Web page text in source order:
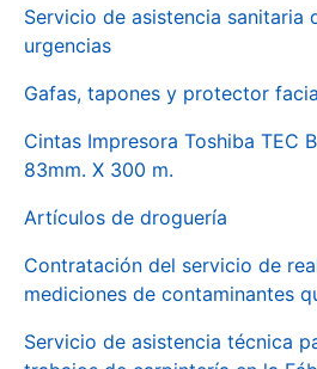
Servicio de asistencia sanitaria
urgencias
Gafas, tapones y protector
Cintas Impresora Toshiba TEC
83mm. X 300 m.
Artículos de droguería
Contratación del servicio de
mediciones de contaminantes
Servicio de asistencia técnica